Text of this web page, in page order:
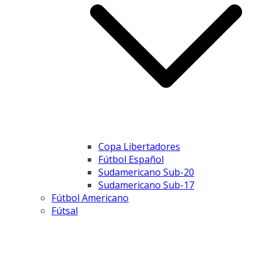
Copa Libertadores
Fútbol Español
Sudamericano Sub-20
Sudamericano Sub-17
Fútbol Americano
Fútsal